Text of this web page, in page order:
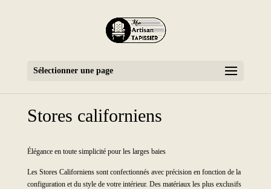
Sélectionner une page
Stores californiens
Élégance en toute simplicité pour les larges baies
Les Stores Californiens sont confectionnés avec précision en fonction de la
configuration et du style de votre intérieur. Des matériaux les plus exclusifs